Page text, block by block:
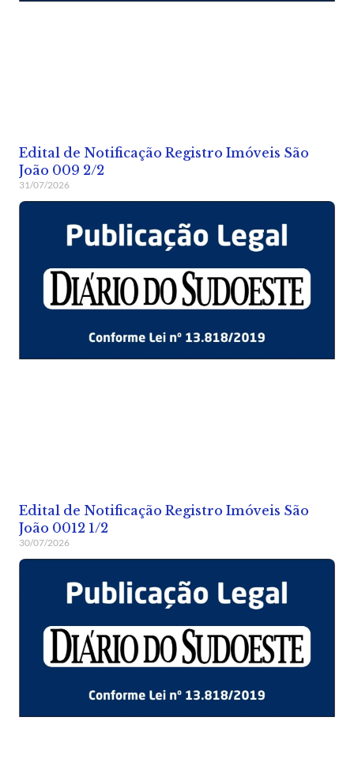
Edital de Notificação Registro Imóveis São
João 009 2/2
31/07/2026
Edital de Notificação Registro Imóveis São
João 0012 1/2
30/07/2026